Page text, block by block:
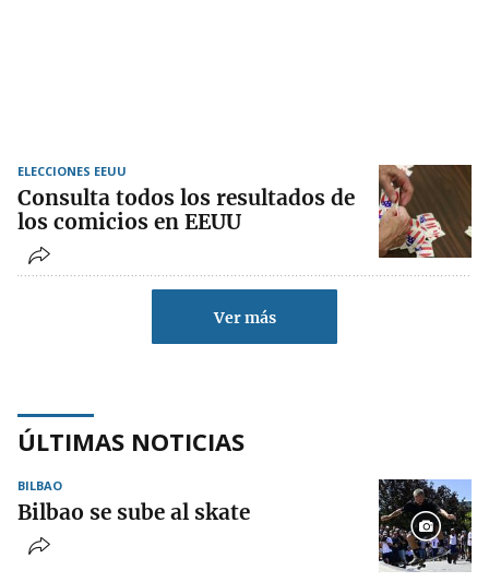
ELECCIONES EEUU
Consulta todos los resultados de
los comicios en EEUU
Ver más
ÚLTIMAS NOTICIAS
BILBAO
Bilbao se sube al skate